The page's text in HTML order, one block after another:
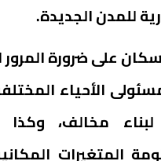
للمدن الجديدة.
على ضرورة
الأحياء
مخالف، وكذا
المتغيرات